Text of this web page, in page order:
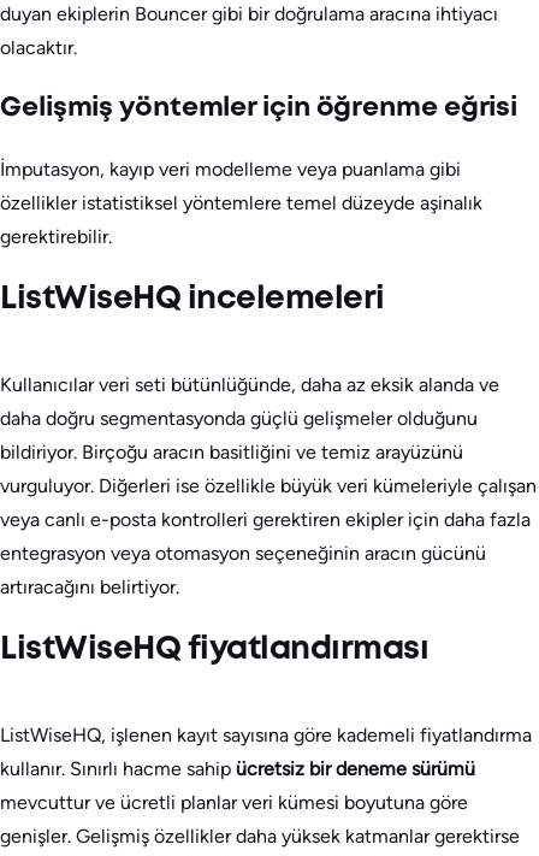
duyan ekiplerin Bouncer gibi bir doğrulama aracına ihtiyacı
olacaktır.
Gelişmiş yöntemler için öğrenme eğrisi
İmputasyon, kayıp veri modelleme veya puanlama gibi
özellikler istatistiksel yöntemlere temel düzeyde aşinalık
gerektirebilir.
ListWiseHQ incelemeleri
Kullanıcılar veri seti bütünlüğünde, daha az eksik alanda ve
daha doğru segmentasyonda güçlü gelişmeler olduğunu
bildiriyor. Birçoğu aracın basitliğini ve temiz arayüzünü
vurguluyor. Diğerleri ise özellikle büyük veri kümeleriyle çalışan
veya canlı e-posta kontrolleri gerektiren ekipler için daha fazla
entegrasyon veya otomasyon seçeneğinin aracın gücünü
artıracağını belirtiyor.
ListWiseHQ fiyatlandırması
ListWiseHQ, işlenen kayıt sayısına göre kademeli fiyatlandırma
kullanır. Sınırlı hacme sahip ücretsiz bir deneme sürümü
mevcuttur ve ücretli planlar veri kümesi boyutuna göre
genişler. Gelişmiş özellikler daha yüksek katmanlar gerektirse